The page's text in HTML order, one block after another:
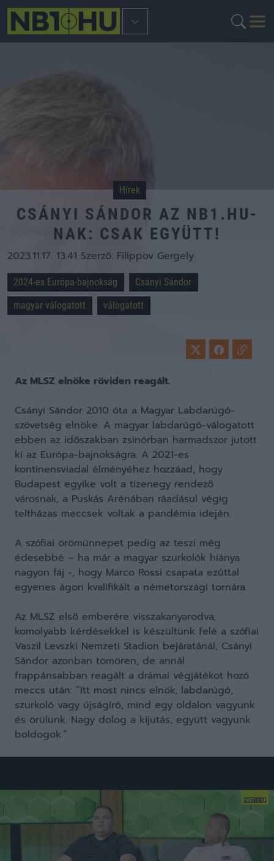
Hírek
CSÁNYI SÁNDOR AZ NB1.HU-
NAK: CSAK EGYÜTT!
2023.11.17. 13:41 Szerző: Filippov Gergely
2024-es Európa-bajnokság
Csányi Sándor
magyar válogatott
válogatott
Az MLSZ elnöke röviden reagált.
Csányi Sándor 2010 óta a Magyar Labdarúgó-
szövetség elnöke. A magyar labdarúgó-válogatott
ebben az időszakban zsinórban harmadszor jutott
ki az Európa-bajnokságra. A 2021-es
kontinensviadal élményéhez hozzáad, hogy
Budapest egyike volt a tizenegy rendező
városnak, a Puskás Arénában ráadásul végig
teltházas meccsek voltak a pandémia idején.
A szófiai örömünnepet pedig az teszi még
édesebbé – ha már a magyar szurkolók hiánya
nagyon fáj -, hogy Marco Rossi csapata ezúttal
egyenes ágon kvalifikált a németországi tornára.
Az MLSZ első emberére visszakanyarodva,
komolyabb kérdésekkel is készültünk felé a szófiai
Vaszil Levszki Nemzeti Stadion bejáratánál, Csányi
Sándor azonban tömören, de annál
frappánsabban reagált a drámai végjátékot hozó
meccs után: “Itt most nincs elnök, labdarúgó,
szurkoló vagy újságíró, mind egy oldalon vagyunk
és örülünk. Nagy dolog a kijutás, együtt vagyunk
boldogok.”